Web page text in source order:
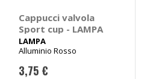
Cappucci valvola
Sport cup - LAMPA
LAMPA
Alluminio Rosso
3,75 €